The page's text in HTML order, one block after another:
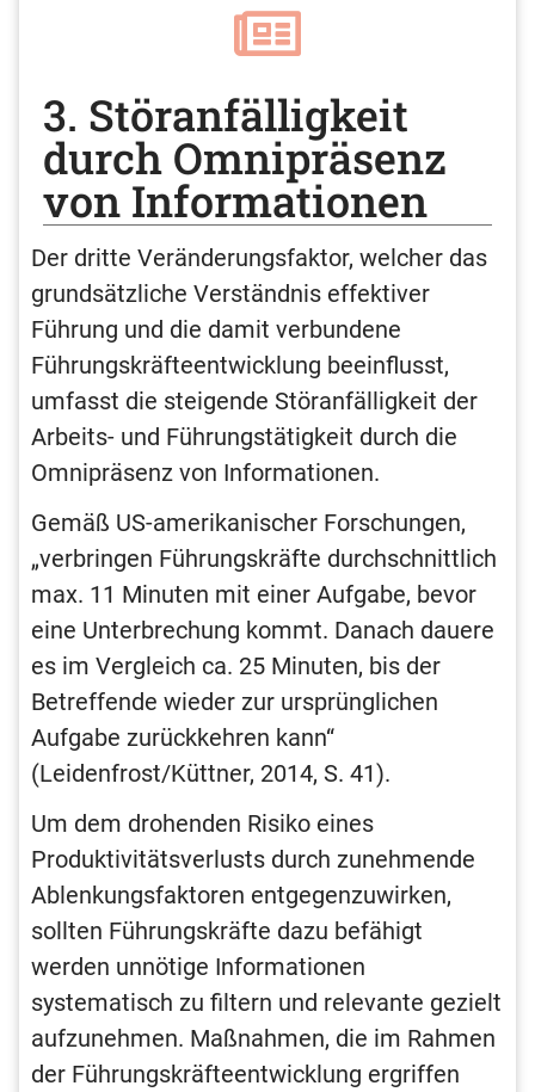
3. Störanfälligkeit
durch Omnipräsenz
von Informationen
Der dritte Veränderungsfaktor, welcher das
grundsätzliche Verständnis effektiver
Führung und die damit verbundene
Führungskräfteentwicklung beeinflusst,
umfasst die steigende Störanfälligkeit der
Arbeits- und Führungstätigkeit durch die
Omnipräsenz von Informationen.
Gemäß US-amerikanischer Forschungen,
„verbringen Führungskräfte durchschnittlich
max. 11 Minuten mit einer Aufgabe, bevor
eine Unterbrechung kommt. Danach dauere
es im Vergleich ca. 25 Minuten, bis der
Betreffende wieder zur ursprünglichen
Aufgabe zurückkehren kann“
(Leidenfrost/Küttner, 2014, S. 41).
Um dem drohenden Risiko eines
Produktivitätsverlusts durch zunehmende
Ablenkungsfaktoren entgegenzuwirken,
sollten Führungskräfte dazu befähigt
werden unnötige Informationen
systematisch zu filtern und relevante gezielt
aufzunehmen. Maßnahmen, die im Rahmen
der Führungskräfteentwicklung ergriffen